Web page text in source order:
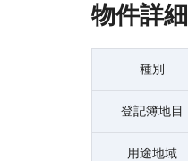
物件詳細
種別
登記簿地目
用途地域